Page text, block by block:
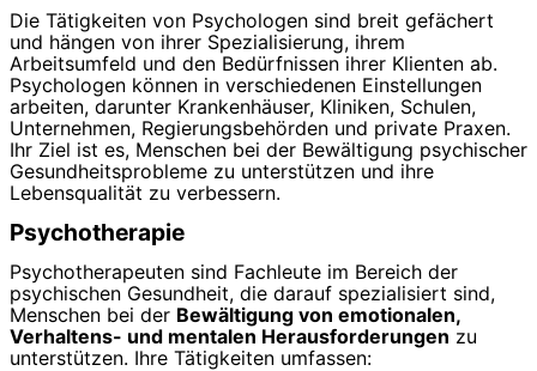
Die Tätigkeiten von Psychologen sind breit gefächert
und hängen von ihrer Spezialisierung, ihrem
Arbeitsumfeld und den Bedürfnissen ihrer Klienten ab.
Psychologen können in verschiedenen Einstellungen
arbeiten, darunter Krankenhäuser, Kliniken, Schulen,
Unternehmen, Regierungsbehörden und private Praxen.
Ihr Ziel ist es, Menschen bei der Bewältigung psychischer
Gesundheitsprobleme zu unterstützen und ihre
Lebensqualität zu verbessern.
Psychotherapie
Psychotherapeuten sind Fachleute im Bereich der
psychischen Gesundheit, die darauf spezialisiert sind,
Menschen bei der Bewältigung von emotionalen,
Verhaltens- und mentalen Herausforderungen zu
unterstützen. Ihre Tätigkeiten umfassen: